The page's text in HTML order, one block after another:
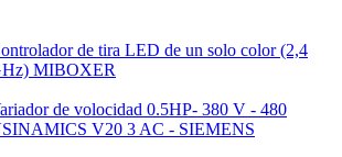
de tira LED de un solo color (2,4
MIBOXER
de volocidad 0.5HP- 380 V - 480
V20 3 AC - SIEMENS